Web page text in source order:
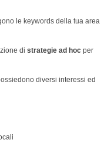
le keywords della tua area
di strategie ad hoc per
diversi interessi ed